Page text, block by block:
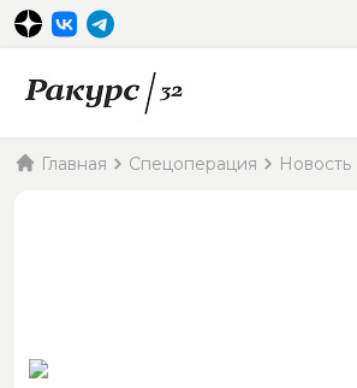
Главная Спецоперация Новость